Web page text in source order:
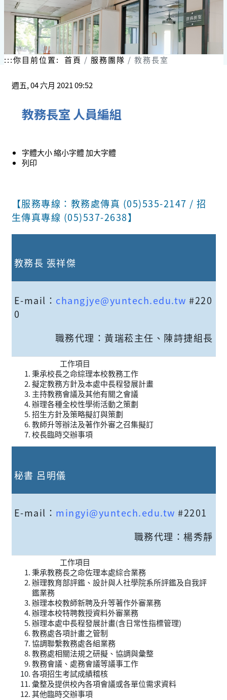
:::你目前位置: 首頁 服務團隊 教務長室
週五, 04 六月 2021 09:52
教務長室 人員編組
字體大小縮小字體加大字體
列印
【服務專線：教務處傳真 (05)535-2147 / 招
生傳真專線 (05)537-2638】
教務長 張祥傑
E-mail： changjye@yuntech.edu.tw #220
0
職務代理：黃瑞菘主任、陳詩捷組長
工作項目
秉承校長之命綜理本校教務工作
擬定教務方針及本處中長程發展計畫
主持教務會議及其他有關之會議
辦理各種全校性學術活動之策劃
招生方針及策略擬訂與策劃
教師升等辦法及著作外審之召集擬訂
校長臨時交辦事項
秘書 呂明儀
E-mail： mingyi@yuntech.edu.tw #2201
職務代理：楊秀靜
工作項目
秉承教務長之命佐理本處綜合業務
辦理教育部評鑑、設計與人社學院系所評鑑及自我評
鑑業務
辦理本校教師新聘及升等著作外審業務
辦理本校特聘教授資料外審業務
辦理本處中長程發展計畫(含日常性指標管理)
教務處各項計畫之管制
協調聯繫教務處各組業務
教務處相關法規之研擬、協調與彙整
教務會議、處務會議等議事工作
各項招生考試成績稽核
彙整及提供校內各項會議或各單位需求資料
其他臨時交辦事項